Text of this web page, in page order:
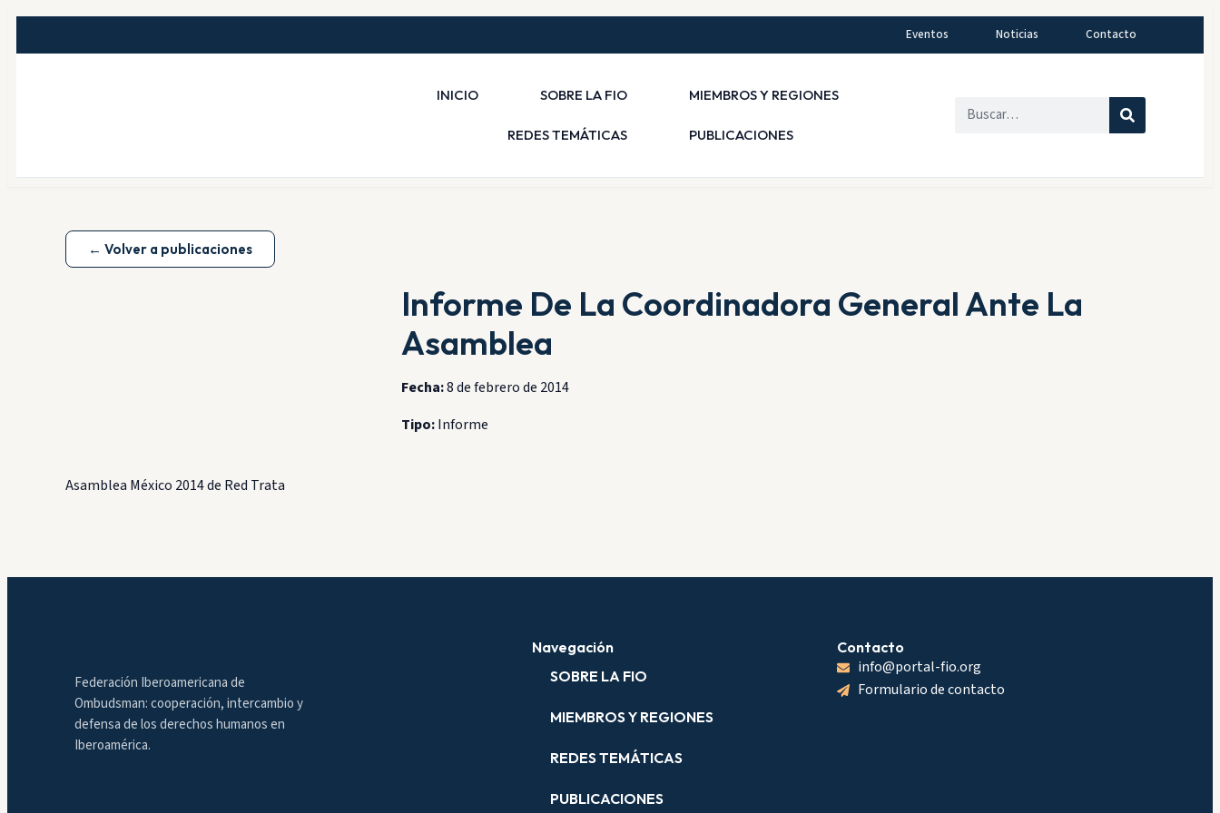
Eventos Noticias Contacto
INICIO SOBRE LA FIO MIEMBROS Y REGIONES
REDES TEMÁTICAS PUBLICACIONES
← Volver a publicaciones
Informe De La Coordinadora General Ante La
Asamblea
Fecha:8 de febrero de 2014
Tipo:Informe
Asamblea México 2014 de Red Trata
Federación Iberoamericana de
Ombudsman: cooperación, intercambio y
defensa de los derechos humanos en
Iberoamérica.
Navegación
SOBRE LA FIO
MIEMBROS Y REGIONES
REDES TEMÁTICAS
PUBLICACIONES
Contacto
info@portal-fio.org
Formulario de contacto